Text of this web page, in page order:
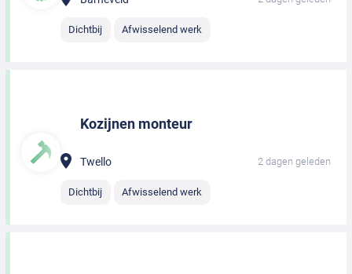
Dichtbij Afwisselend werk
Kozijnen monteur
Twello 2 dagen geleden
Dichtbij Afwisselend werk